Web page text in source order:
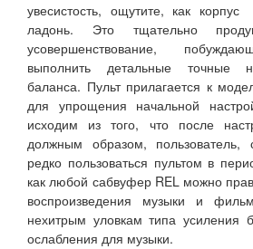
увесистость, ощутите, как
ладонь. Это тщательно
усовершенствование,
выполнить детальные точные
баланса. Пульт прилагается к
для упрощения начальной
исходим из того, что после
должным образом, пользователь,
редко пользоваться пультом в
как любой сабвуфер REL можно
воспроизведения музыки и
нехитрым уловкам типа
ослабления для музыки.